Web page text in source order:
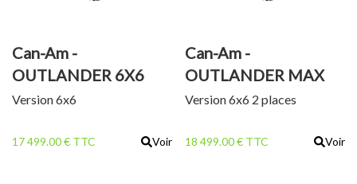
Can-Am -
OUTLANDER 6X6
DPS T 700
Version 6x6
17 499.00 € TTC Voir
Can-Am -
OUTLANDER MAX
6X6 DPS T 700
Version 6x6 2 places
18 499.00 € TTC Voir